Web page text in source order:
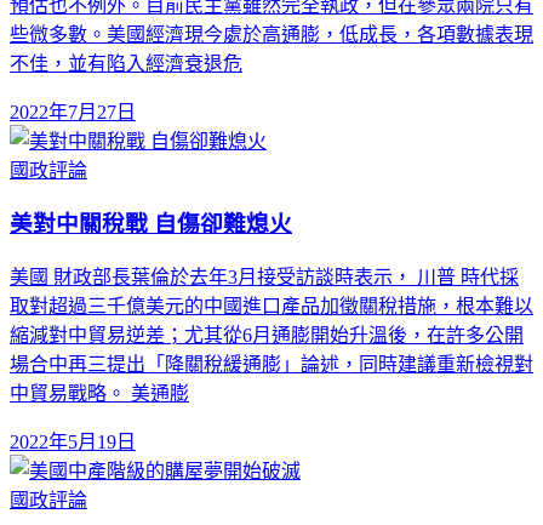
預估也不例外。目前民主黨雖然完全執政，但在參眾兩院只有
些微多數。美國經濟現今處於高通膨，低成長，各項數據表現
不佳，並有陷入經濟衰退危
2022年7月27日
國政評論
美對中關稅戰 自傷卻難熄火
美國 財政部長葉倫於去年3月接受訪談時表示， 川普 時代採
取對超過三千億美元的中國進口產品加徵關稅措施，根本難以
縮減對中貿易逆差；尤其從6月通膨開始升溫後，在許多公開
場合中再三提出「降關稅緩通膨」論述，同時建議重新檢視對
中貿易戰略。 美通膨
2022年5月19日
國政評論